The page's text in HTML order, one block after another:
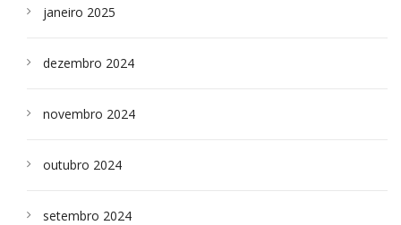
janeiro 2025
dezembro 2024
novembro 2024
outubro 2024
setembro 2024